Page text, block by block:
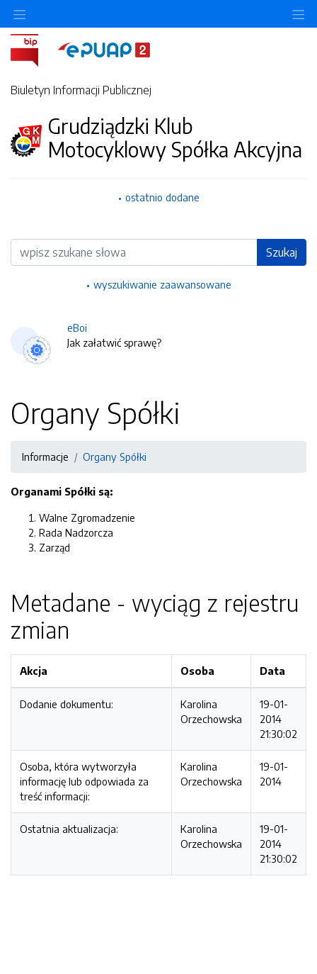
Biuletyn Informacji Publicznej
Grudziądzki Klub
Motocyklowy Spółka Akcyjna
ostatnio dodane
Wyszukiwarka Szukaj
wyszukiwanie zaawansowane
eBoi
Jak załatwić sprawę?
Organy Spółki
Informacje Organy Spółki
Organami Spółki są:
Walne Zgromadzenie
Rada Nadzorcza
Zarząd
Metadane - wyciąg z rejestru
zmian
Akcja Osoba Data
Dodanie dokumentu:
Karolina
Orzechowska
19-01-
2014
21:30:02
Osoba, która wytworzyła
informację lub odpowiada za
treść informacji:
Karolina
Orzechowska
19-01-
2014
Ostatnia aktualizacja:
Karolina
Orzechowska
19-01-
2014
21:30:02